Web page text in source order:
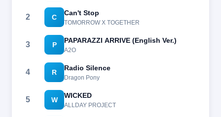
2 C Can't Stop
TOMORROW X TOGETHER
3 P PAPARAZZI ARRIVE (English Ver.)
A2O
4 R Radio Silence
Dragon Pony
5 W WICKED
ALLDAY PROJECT